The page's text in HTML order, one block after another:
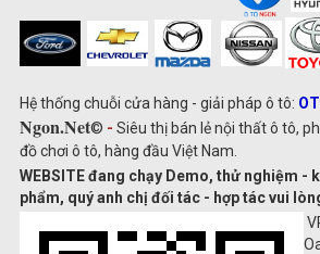
Hệ thống chuỗi cửa hàng - giải pháp ô tô:
Ngon.Net© - Siêu thị bán lẻ nội thất ô tô,
đồ chơi ô tô, hàng đầu Việt Nam.
WEBSITE đang chạy Demo, thử nghiệm -
phẩm, quý anh chị đối tác - hợp tác vui